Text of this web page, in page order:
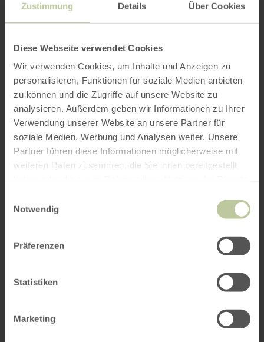
Zustimmung Details Über Cookies
Diese Webseite verwendet Cookies
Wir verwenden Cookies, um Inhalte und Anzeigen zu
personalisieren, Funktionen für soziale Medien anbieten
zu können und die Zugriffe auf unsere Website zu
analysieren. Außerdem geben wir Informationen zu Ihrer
Verwendung unserer Website an unsere Partner für
soziale Medien, Werbung und Analysen weiter. Unsere
Partner führen diese Informationen möglicherweise mit
weiteren Daten zusammen, die Sie ihnen bereitgestellt
Notwendig
Präferenzen
Statistiken
Marketing